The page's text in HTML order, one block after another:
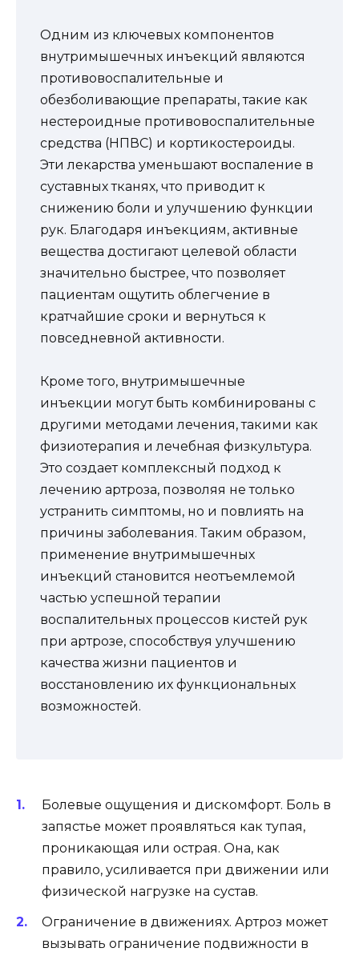
Одним из ключевых компонентов
внутримышечных инъекций являются
противовоспалительные и
обезболивающие препараты, такие как
нестероидные противовоспалительные
средства (НПВС) и кортикостероиды.
Эти лекарства уменьшают воспаление в
суставных тканях, что приводит к
снижению боли и улучшению функции
рук. Благодаря инъекциям, активные
вещества достигают целевой области
значительно быстрее, что позволяет
пациентам ощутить облегчение в
кратчайшие сроки и вернуться к
повседневной активности.
Кроме того, внутримышечные
инъекции могут быть комбинированы с
другими методами лечения, такими как
физиотерапия и лечебная физкультура.
Это создает комплексный подход к
лечению артроза, позволяя не только
устранить симптомы, но и повлиять на
причины заболевания. Таким образом,
применение внутримышечных
инъекций становится неотъемлемой
частью успешной терапии
воспалительных процессов кистей рук
при артрозе, способствуя улучшению
качества жизни пациентов и
восстановлению их функциональных
возможностей.
Болевые ощущения и дискомфорт. Боль в
запястье может проявляться как тупая,
проникающая или острая. Она, как
правило, усиливается при движении или
физической нагрузке на сустав.
Ограничение в движениях. Артроз может
вызывать ограничение подвижности в